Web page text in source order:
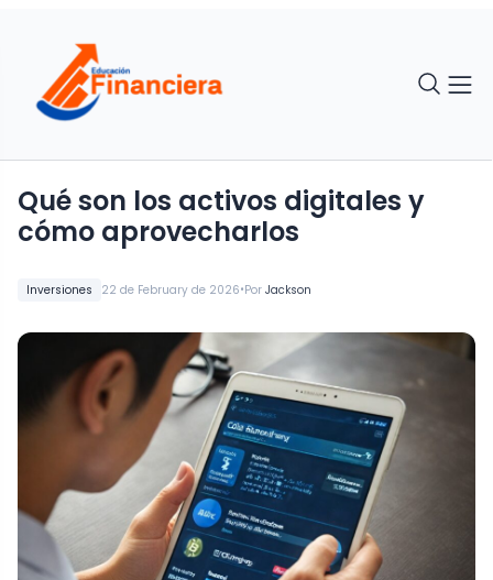
Inversiones 22 de February de 2026•Por Jackson
Qué son los activos digitales y
cómo aprovecharlos